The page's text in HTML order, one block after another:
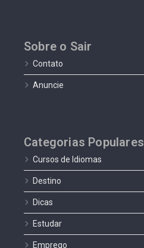
Sobre o Sair
Contato
Anuncie
Categorias Populares
Cursos de Idiomas
Destino
Dicas
Estudar
Emprego